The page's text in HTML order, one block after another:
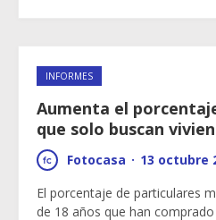
INFORMES
Aumenta el
que solo buscan
Fotocasa · 13 octubre
El porcentaje de particulares
de 18 años que han